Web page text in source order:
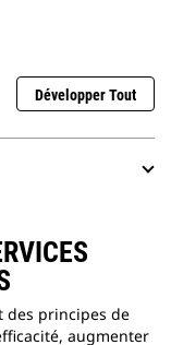
Développer Tout
des principes de
augmenter